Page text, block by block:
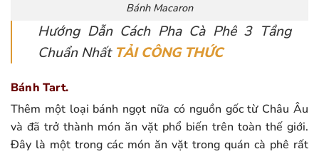
Bánh Macaron
Hướng Dẫn Cách Pha Cà Phê 3 Tầng
Chuẩn Nhất TẢI CÔNG THỨC
Bánh Tart.
Thêm một loại bánh ngọt nữa có nguồn gốc từ Châu Âu
và đã trở thành món ăn vặt phổ biến trên toàn thế giới.
Đây là một trong các món ăn vặt trong quán cà phê rất